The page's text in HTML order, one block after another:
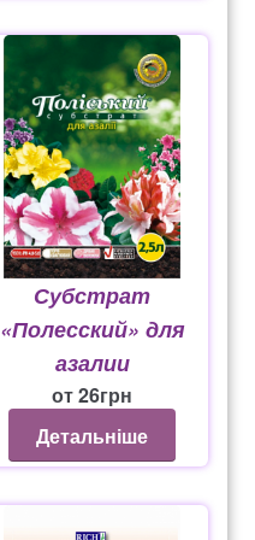
Субстрат
«Полесский» для
азалии
от26грн
Детальніше